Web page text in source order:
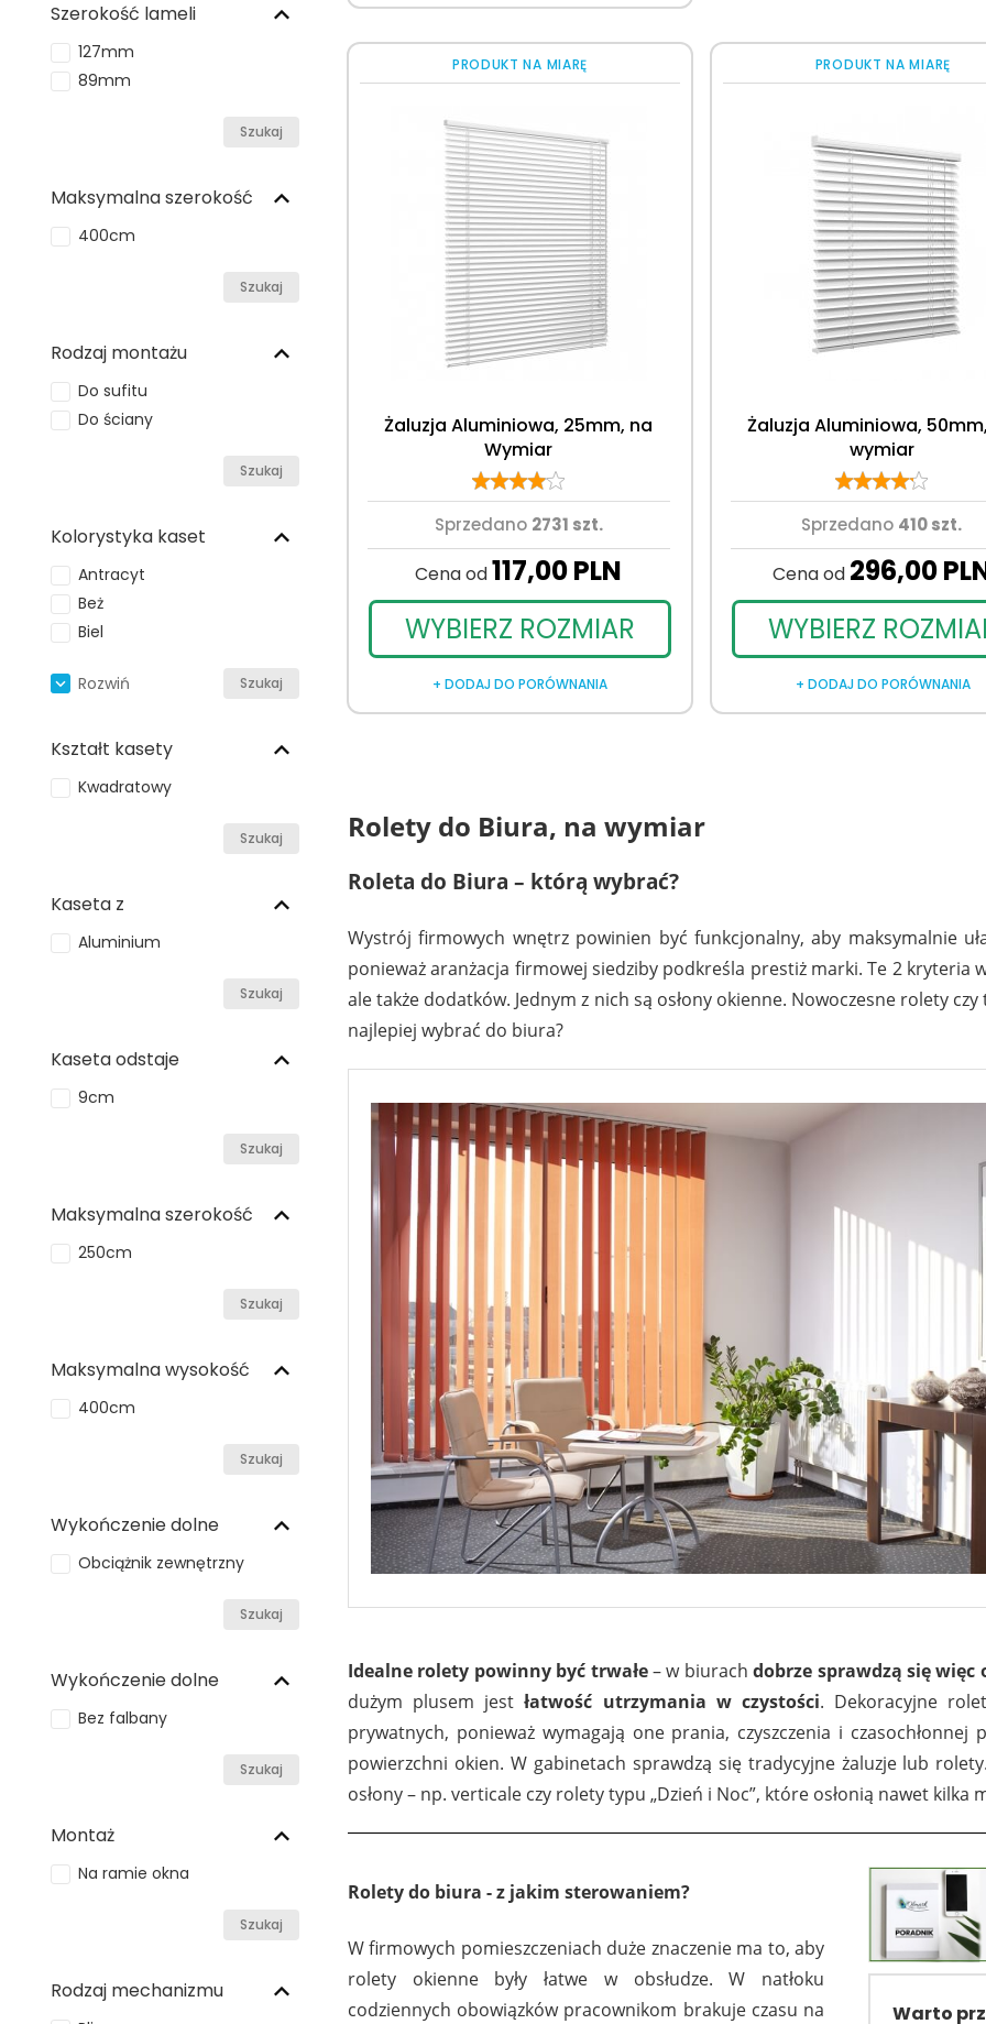
Szerokość lameli
127mm
89mm
Szukaj
Maksymalna szerokość
400cm
Szukaj
Rodzaj montażu
Do sufitu
Do ściany
Szukaj
Kolorystyka kaset
Antracyt
Beż
Biel
Rozwiń Szukaj
Kształt kasety
Kwadratowy
Szukaj
Kaseta z
Aluminium
Szukaj
Kaseta odstaje
9cm
Szukaj
Maksymalna szerokość
250cm
Szukaj
Maksymalna wysokość
400cm
Szukaj
Wykończenie dolne
Obciążnik zewnętrzny
Szukaj
Wykończenie dolne
Bez falbany
Szukaj
Montaż
Na ramie okna
Szukaj
Rodzaj mechanizmu
PRODUKT NA MIARĘ
Żaluzja Aluminiowa, 25mm, na
Wymiar
Sprzedano 2731 szt.
Cena od117,00PLN
WYBIERZ ROZMIAR
+ DODAJ DO PORÓWNANIA
PRODUKT NA MIARĘ
Żaluzja Aluminiowa,
wymiar
Sprzedano 410 szt.
Cena od 296,00
WYBIERZ
+ DODAJ DO PORÓWNANIA
Rolety do Biura, na wymiar
Roleta do Biura – którą wybrać?
Wystrój firmowych wnętrz powinien być funkcjonalny, aby maksymalnie
ponieważ aranżacja firmowej siedziby podkreśla prestiż marki. Te 2
ale także dodatków. Jednym z nich są osłony okienne. Nowoczesne rolety
najlepiej wybrać do biura?
Idealne rolety powinny być trwałe– w biurachdobrze sprawdzą się
dużym plusem jestłatwość utrzymania w czystości. Dekoracyjne
prywatnych, ponieważ wymagają one prania, czyszczenia i
powierzchni okien. W gabinetach sprawdzą się tradycyjne żaluzje lub
osłony – np. verticale czy rolety typu „Dzień i Noc”, które osłonią nawet
Rolety do biura - z jakim sterowaniem?
W firmowych pomieszczeniach duże znaczenie ma to, aby
rolety okienne były łatwe w obsłudze. W natłoku
codziennych obowiązków pracownikom brakuje czasu na
Warto